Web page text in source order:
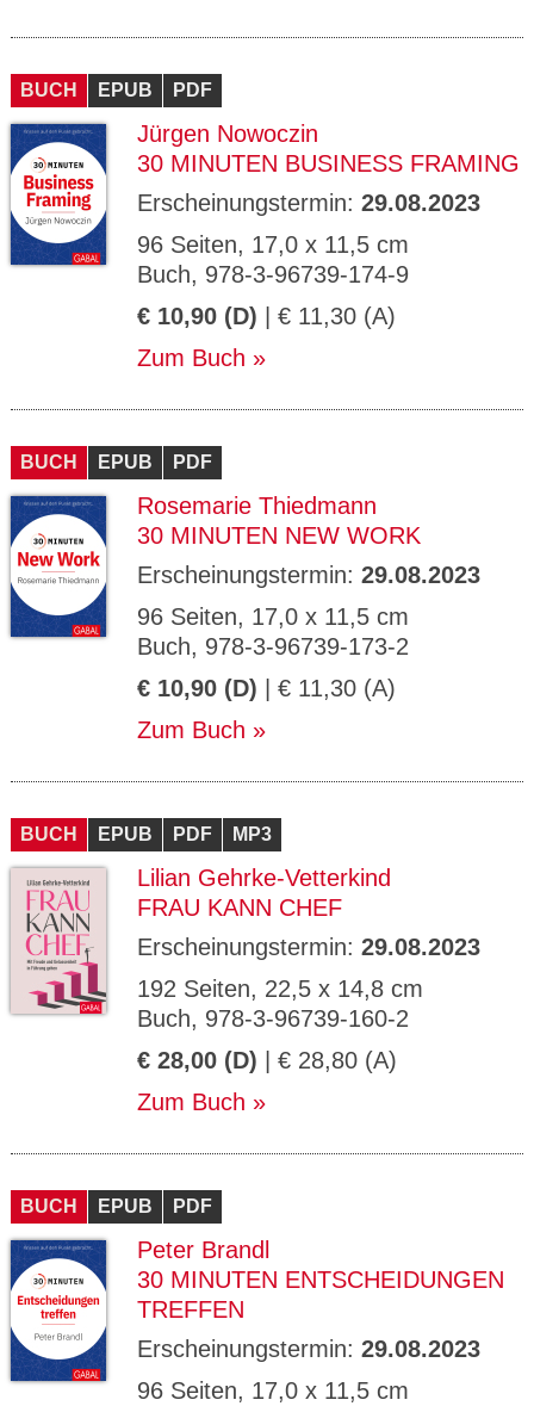
BUCH EPUB PDF
Jürgen Nowoczin
30 MINUTEN BUSINESS FRAMING
Erscheinungstermin: 29.08.2023
96 Seiten, 17,0 x 11,5 cm
Buch, 978-3-96739-174-9
€ 10,90 (D) | € 11,30 (A)
Zum Buch
BUCH EPUB PDF
Rosemarie Thiedmann
30 MINUTEN NEW WORK
Erscheinungstermin: 29.08.2023
96 Seiten, 17,0 x 11,5 cm
Buch, 978-3-96739-173-2
€ 10,90 (D) | € 11,30 (A)
Zum Buch
BUCH EPUB PDF MP3
Lilian Gehrke-Vetterkind
FRAU KANN CHEF
Erscheinungstermin: 29.08.2023
192 Seiten, 22,5 x 14,8 cm
Buch, 978-3-96739-160-2
€ 28,00 (D) | € 28,80 (A)
Zum Buch
BUCH EPUB PDF
Peter Brandl
30 MINUTEN ENTSCHEIDUNGEN
TREFFEN
Erscheinungstermin: 29.08.2023
96 Seiten, 17,0 x 11,5 cm